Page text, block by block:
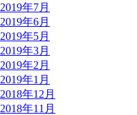
2019年7月
2019年6月
2019年5月
2019年3月
2019年2月
2019年1月
2018年12月
2018年11月